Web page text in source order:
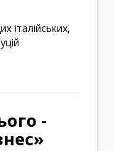
італійських,
-